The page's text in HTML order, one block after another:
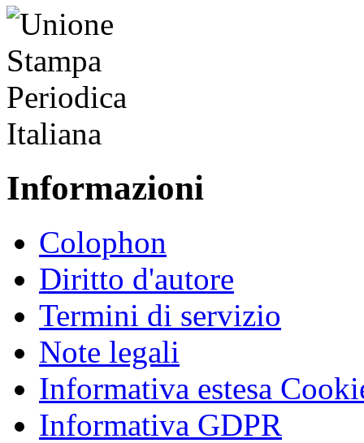
Informazioni
Colophon
Diritto d'autore
Termini di servizio
Note legali
Informativa estesa
Informativa GDPR